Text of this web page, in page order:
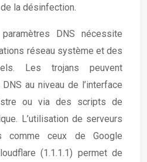
la désinfection.
DNS nécessite
réseau système et des
Les trojans peuvent
au niveau de l’interface
ou via des scripts de
L’utilisation de serveurs
comme ceux de Google
(1.1.1.1) permet de